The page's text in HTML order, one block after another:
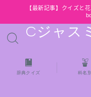
【最新記事】クイズと
Cジャス
MENU
HOME
辞典クイズ 科名